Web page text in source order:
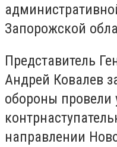
Запорожской
Представитель
Андрей Ковалев
обороны
направлении